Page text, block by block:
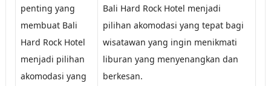
penting yang
membuat Bali
Hard Rock Hotel
menjadi pilihan
akomodasi yang
Bali Hard Rock Hotel menjadi
pilihan akomodasi yang tepat bagi
wisatawan yang ingin menikmati
liburan yang menyenangkan dan
berkesan.